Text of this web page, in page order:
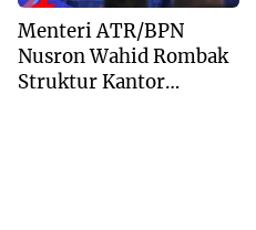
Menteri ATR/BPN
Nusron Wahid Rombak
Struktur Kantor